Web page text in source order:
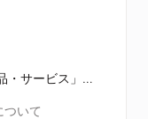
質疑応答：「30以上の新製品・サービス」の進捗について
ついて